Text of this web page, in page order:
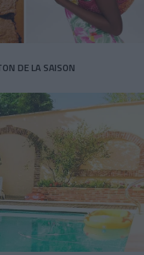
DE LA SAISON